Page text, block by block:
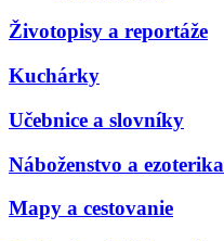
Životopisy a reportáže
Kuchárky
Učebnice a slovníky
Náboženstvo a ezoterika
Mapy a cestovanie